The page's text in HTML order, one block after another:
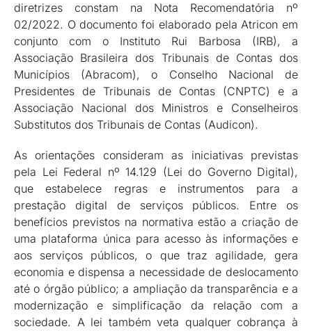
diretrizes constam na Nota Recomendatória nº
02/2022. O documento foi elaborado pela Atricon em
conjunto com o Instituto Rui Barbosa (IRB), a
Associação Brasileira dos Tribunais de Contas dos
Municípios (Abracom), o Conselho Nacional de
Presidentes de Tribunais de Contas (CNPTC) e a
Associação Nacional dos Ministros e Conselheiros
Substitutos dos Tribunais de Contas (Audicon).
As orientações consideram as iniciativas previstas
pela Lei Federal nº 14.129 (Lei do Governo Digital),
que estabelece regras e instrumentos para a
prestação digital de serviços públicos. Entre os
benefícios previstos na normativa estão a criação de
uma plataforma única para acesso às informações e
aos serviços públicos, o que traz agilidade, gera
economia e dispensa a necessidade de deslocamento
até o órgão público; a ampliação da transparência e a
modernização e simplificação da relação com a
sociedade. A lei também veta qualquer cobrança à